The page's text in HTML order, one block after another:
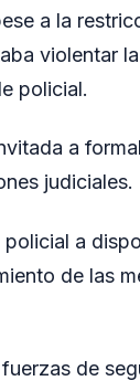
a la
violentar
policial.
a
judiciales.
a
de las
de